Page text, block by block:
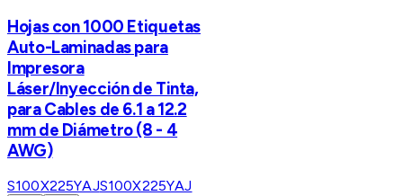
Hojas con 1000 Etiquetas
Auto-Laminadas para
Impresora
Láser/Inyección de Tinta,
para Cables de 6.1 a 12.2
mm de Diámetro (8 - 4
AWG)
S100X225YAJS100X225YAJ